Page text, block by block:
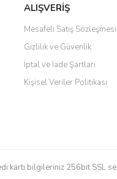
bozuk veya görüntülenemiyor.
eksik bilgiler bulunuyor.
bulunuyor.
daha pahalı.
alternatifler olmalı.
ALIŞVERİŞ
Mesafeli Satış Sözleşmesi
Gizlilik ve Güvenlik
İptal ve İade Şartları
Kişisel Veriler Politikası
kartı bilgileriniz 256bit SSL